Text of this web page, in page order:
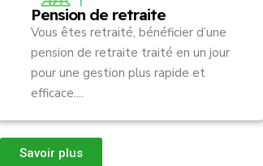
Pension de retraite
Vous êtes retraité, bénéficier d’une
pension de retraite traité en un jour
pour une gestion plus rapide et
efficace....
Savoir plus